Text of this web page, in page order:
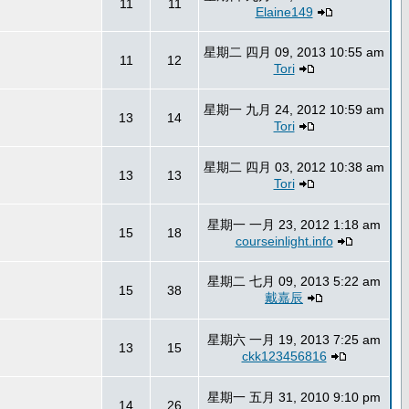
11 11
Elaine149
11 12
星期二 四月 09, 2013 10:55 am
Tori
13 14
星期一 九月 24, 2012 10:59 am
Tori
13 13
星期二 四月 03, 2012 10:38 am
Tori
15 18
星期一 一月 23, 2012 1:18 am
courseinlight.info
15 38
星期二 七月 09, 2013 5:22 am
戴嘉辰
13 15
星期六 一月 19, 2013 7:25 am
ckk123456816
14 26
星期一 五月 31, 2010 9:10 pm